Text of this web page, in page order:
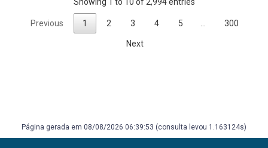
Previous 1 2 3 4 5 300
Next
Página gerada em 08/08/2026 06:39:53 (consulta levou 1.163124s)